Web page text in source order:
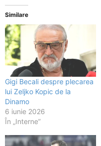
Similare
Gigi Becali despre plecarea
lui Zeljko Kopic de la
Dinamo
6 iunie 2026
În „Interne”